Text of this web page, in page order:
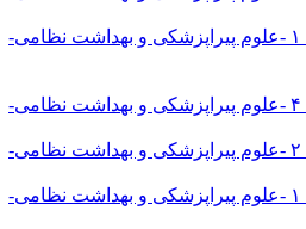
دوره ۱۷ - شماره ۱ -علوم پیراپزشکی و بهداشت نظامی-
دوره ۱۶ - شماره ۴ -علوم پیراپزشکی و بهداشت نظامی-
دوره ۱۶ - شماره ۲ -علوم پیراپزشکی و بهداشت نظامی-
دوره ۱۶ - شماره ۱ -علوم پیراپزشکی و بهداشت نظامی-